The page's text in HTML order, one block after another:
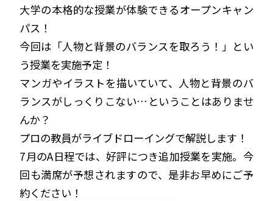
大学の本格的な授業が体験できるオープンキャン
パス！
今回は「人物と背景のバランスを取ろう！」とい
う授業を実施予定！
マンガやイラストを描いていて、人物と背景のバ
ランスがしっくりこない…ということはありませ
んか？
プロの教員がライブドローイングで解説します！
7月のA日程では、好評につき追加授業を実施。今
回も満席が予想されますので、是非お早めにご予
約ください！